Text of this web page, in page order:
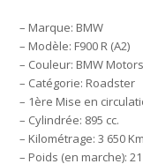
– Marque: BMW
– Modèle: F900 R (A2)
– Couleur: BMW
– Catégorie: Roadster
– 1ère Mise en
– Cylindrée: 895 cc.
– Kilométrage: 3 650
– Poids (en marche):